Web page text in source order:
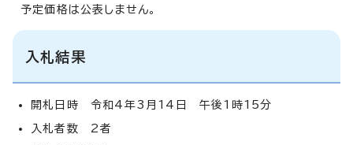
予定価格は公表しません。
入札結果
開札日時 令和4年3月14日 午後1時15分
入札者数 2者